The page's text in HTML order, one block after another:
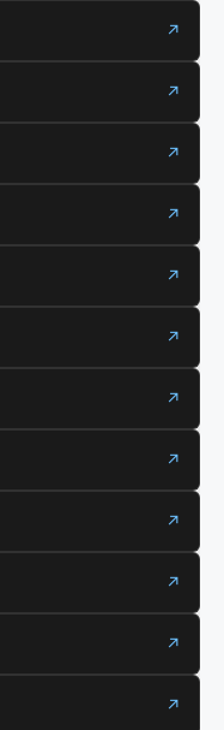
↗
↗
↗
↗
↗
↗
↗
↗
↗
↗
↗
↗